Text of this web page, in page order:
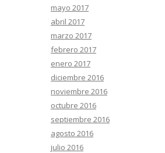
mayo 2017
abril 2017
marzo 2017
febrero 2017
enero 2017
diciembre 2016
noviembre 2016
octubre 2016
septiembre 2016
agosto 2016
julio 2016